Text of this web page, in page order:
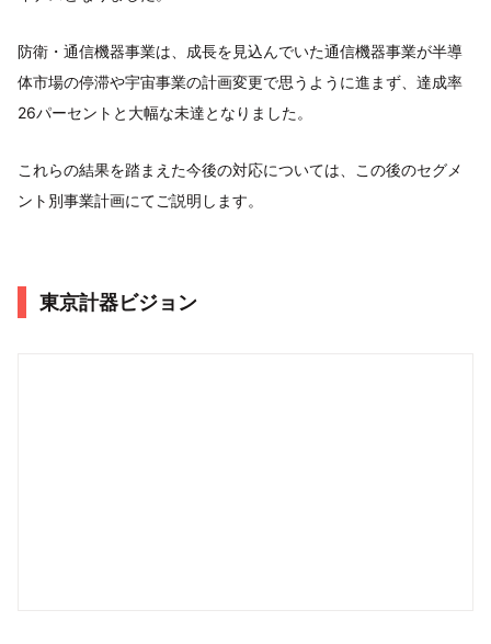
防衛・通信機器事業は、成長を見込んでいた通信機器事業が半導
体市場の停滞や宇宙事業の計画変更で思うように進まず、達成率
26パーセントと大幅な未達となりました。
これらの結果を踏まえた今後の対応については、この後のセグメ
ント別事業計画にてご説明します。
東京計器ビジョン